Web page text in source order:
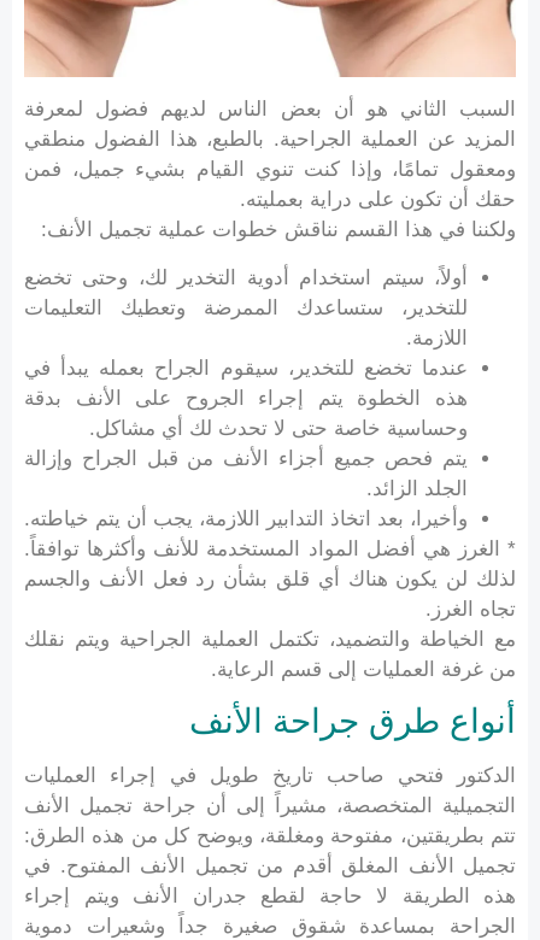
السبب الثاني هو أن بعض الناس لديهم فضول لمعرفة
المزيد عن العملية الجراحية. بالطبع، هذا الفضول منطقي
ومعقول تمامًا، وإذا كنت تنوي القيام بشيء جميل، فمن
حقك أن تكون على دراية بعمليته.
ولكننا في هذا القسم نناقش خطوات عملية تجميل الأنف:
أولاً، سيتم استخدام أدوية التخدير لك، وحتى تخضع
للتخدير، ستساعدك الممرضة وتعطيك التعليمات
اللازمة.
عندما تخضع للتخدير، سيقوم الجراح بعمله يبدأ في
هذه الخطوة يتم إجراء الجروح على الأنف بدقة
وحساسية خاصة حتى لا تحدث لك أي مشاكل.
يتم فحص جميع أجزاء الأنف من قبل الجراح وإزالة
الجلد الزائد.
وأخيرا، بعد اتخاذ التدابير اللازمة، يجب أن يتم خياطته.
* الغرز هي أفضل المواد المستخدمة للأنف وأكثرها توافقاً.
لذلك لن يكون هناك أي قلق بشأن رد فعل الأنف والجسم
تجاه الغرز.
مع الخياطة والتضميد، تكتمل العملية الجراحية ويتم نقلك
من غرفة العمليات إلى قسم الرعاية.
أنواع طرق جراحة الأنف
الدكتور فتحي صاحب تاريخ طويل في إجراء العمليات
التجميلية المتخصصة، مشيراً إلى أن جراحة تجميل الأنف
تتم بطريقتين، مفتوحة ومغلقة، ويوضح كل من هذه الطرق:
تجميل الأنف المغلق أقدم من تجميل الأنف المفتوح. في
هذه الطريقة لا حاجة لقطع جدران الأنف ويتم إجراء
الجراحة بمساعدة شقوق صغيرة جداً وشعيرات دموية